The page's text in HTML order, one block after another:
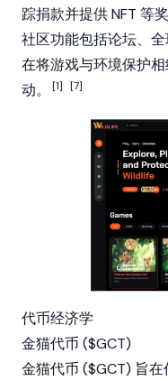
踪捐款并提供NFT 等奖
社区功能包括论坛、
在将游戏与环境保护
动。
[1] [7]
代币经济学
金猫代币 ($GCT)
金猫代币 ($GCT) 旨